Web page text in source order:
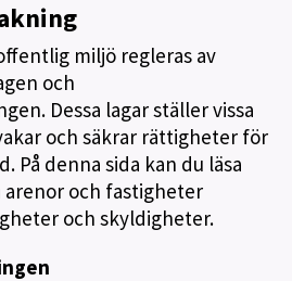
miljö regleras av
och
Dessa lagar ställer vissa
och säkrar rättigheter för
På denna sida kan du läsa
arenor och fastigheter
och skyldigheter.